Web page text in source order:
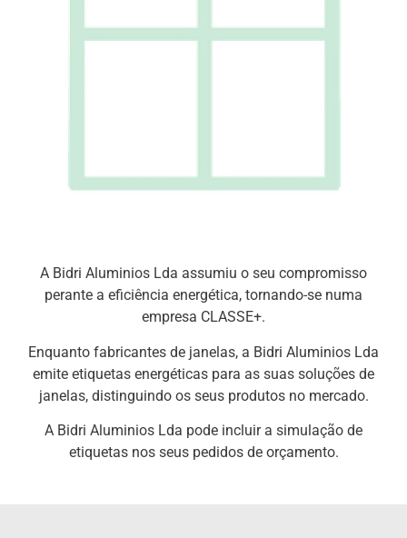
A Bidri Aluminios Lda assumiu o seu compromisso
perante a eficiência energética, tornando-se numa
empresa CLASSE+.
Enquanto fabricantes de janelas, a Bidri Aluminios Lda
emite etiquetas energéticas para as suas soluções de
janelas, distinguindo os seus produtos no mercado.
A Bidri Aluminios Lda pode incluir a simulação de
etiquetas nos seus pedidos de orçamento.